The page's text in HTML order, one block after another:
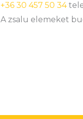
+36 30 457 50 34
A zsalu elemeket